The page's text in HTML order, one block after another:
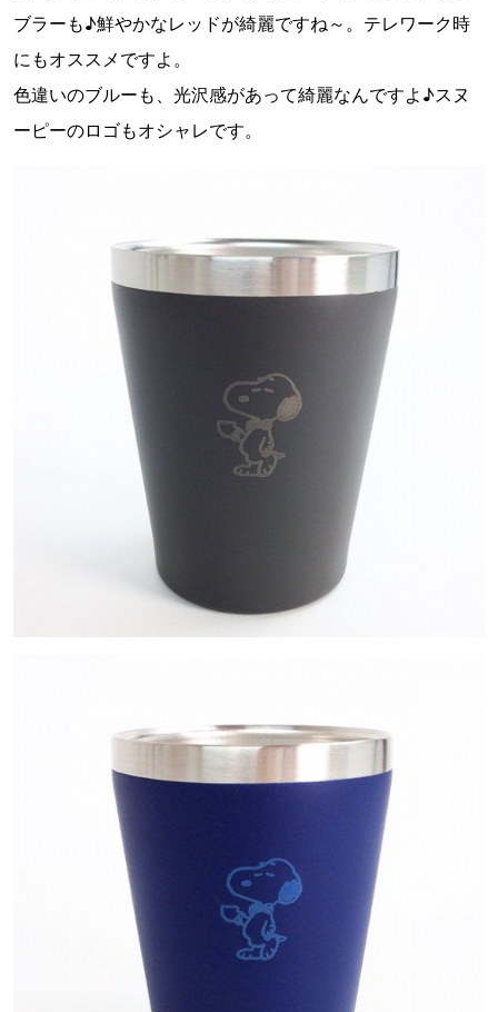
ブラーも♪鮮やかなレッドが綺麗ですね～。テレワーク時
にもオススメですよ。
色違いのブルーも、光沢感があって綺麗なんですよ♪スヌ
ーピーのロゴもオシャレです。